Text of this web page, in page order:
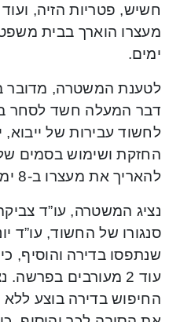
חשיש, פטריות הזיה,
מעצרו הוארך בבית
ימים.
לטענת המשטרה, מדובר
דבר המעלה חשד לסחר
לחשוד עבירות של
החזקת ושימוש בסמים
להאריך את מעצרו ב-8 ימים.
נציג המשטרה, עו”ד
סנגורו של החשוד, עו”ד
שנתפסו בדירה
עוד 2 מעורבים
החיפוש בדירה בוצע